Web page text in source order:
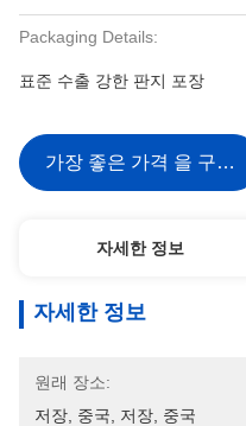
Packaging Details:
표준 수출 강한 판지 포장
가장 좋은 가격 을 구하라
자세한 정보
자세한 정보
원래 장소:
저장, 중국, 저장, 중국